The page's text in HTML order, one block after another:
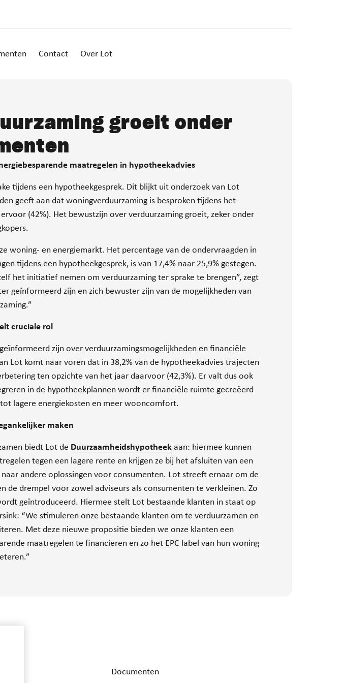
Contact Over Lot
groeit onder
maatregelen in hypotheekadvies
tijdens een hypotheekgesprek. Dit blijkt uit onderzoek van Lot
geeft aan dat woningverduurzaming is besproken tijdens het
(42%). Het bewustzijn over verduurzaming groeit, zeker onder
woning- en energiemarkt. Het percentage van de ondervraagden in
tijdens een hypotheekgesprek, is van 17,4% naar 25,9% gestegen.
het initiatief nemen om verduurzaming ter sprake te brengen”, zegt
geïnformeerd zijn en zich bewuster zijn van de mogelijkheden van
cruciale rol
zijn over verduurzamingsmogelijkheden en financiële
Lot komt naar voren dat in 38,2% van de hypotheekadvies trajecten
ten opzichte van het jaar daarvoor (42,3%). Er valt dus ook
in de hypotheekplannen wordt er financiële ruimte gecreëerd
lagere energiekosten en meer wooncomfort.
maken
biedt Lot de Duurzaamheidshypotheek aan: hiermee kunnen
tegen een lagere rente en krijgen ze bij het afsluiten van een
andere oplossingen voor consumenten. Lot streeft ernaar om de
drempel voor zowel adviseurs als consumenten te verkleinen. Zo
geïntroduceerd. Hiermee stelt Lot bestaande klanten in staat op
“We stimuleren onze bestaande klanten om te verduurzamen en
Met deze nieuwe propositie bieden we onze klanten een
maatregelen te financieren en zo het EPC label van hun woning
Documenten